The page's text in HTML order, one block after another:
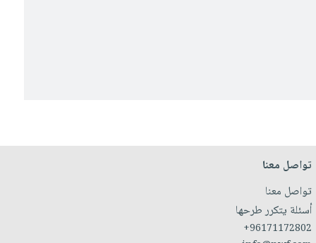
تواصل معنا
تواصل معنا
أسئلة يتكرر طرحها
+96171172802